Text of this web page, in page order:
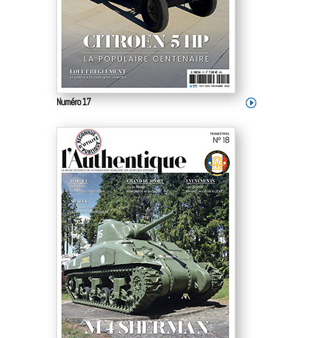
Numéro 17